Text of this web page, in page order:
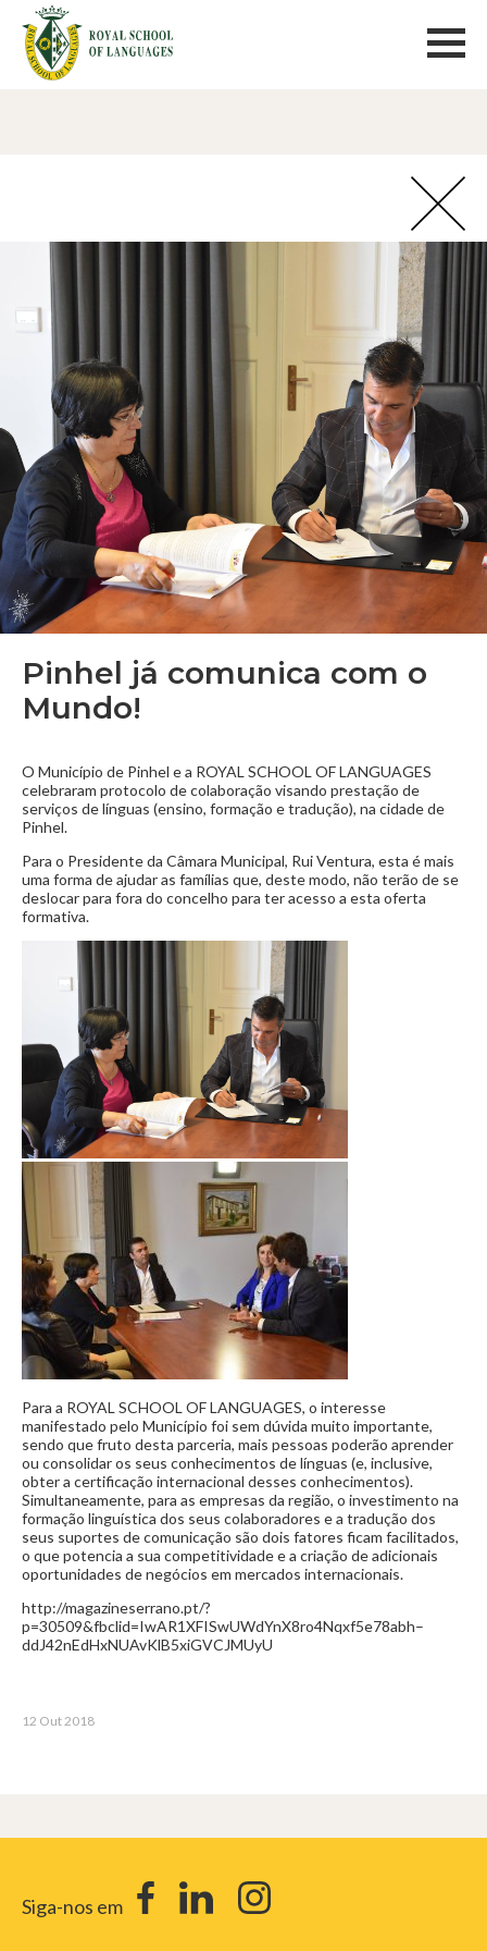
Pinhel já comunica com o
Mundo!
O Município de Pinhel e a ROYAL SCHOOL OF LANGUAGES
celebraram protocolo de colaboração visando prestação de
serviços de línguas (ensino, formação e tradução), na cidade de
Pinhel.
Para o Presidente da Câmara Municipal, Rui Ventura, esta é mais
uma forma de ajudar as famílias que, deste modo, não terão de se
deslocar para fora do concelho para ter acesso a esta oferta
formativa.
Para a ROYAL SCHOOL OF LANGUAGES, o interesse
manifestado pelo Município foi sem dúvida muito importante,
sendo que fruto desta parceria, mais pessoas poderão aprender
ou consolidar os seus conhecimentos de línguas (e, inclusive,
obter a certificação internacional desses conhecimentos).
Simultaneamente, para as empresas da região, o investimento na
formação linguística dos seus colaboradores e a tradução dos
seus suportes de comunicação são dois fatores ficam facilitados,
o que potencia a sua competitividade e a criação de adicionais
oportunidades de negócios em mercados internacionais.
http://magazineserrano.pt/?
p=30509&fbclid=IwAR1XFISwUWdYnX8ro4Nqxf5e78abh–
ddJ42nEdHxNUAvKlB5xiGVCJMUyU
12 Out 2018
Siga-nos em